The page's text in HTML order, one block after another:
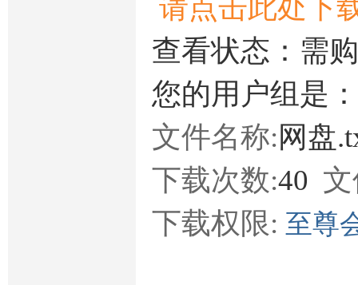
请点击此处下
查看状态：需
您的用户组是
文件名称:网盘
下载次数:40
下载权限: 至尊